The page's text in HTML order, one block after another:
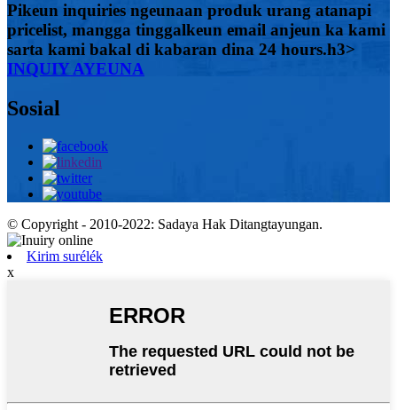
Pikeun inquiries ngeunaan produk urang atanapi
pricelist, mangga tinggalkeun email anjeun ka kami
sarta kami bakal di kabaran dina 24 hours.h3>
INQUIY AYEUNA
Sosial
© Copyright - 2010-2022: Sadaya Hak Ditangtayungan.
Kirim surélék
x